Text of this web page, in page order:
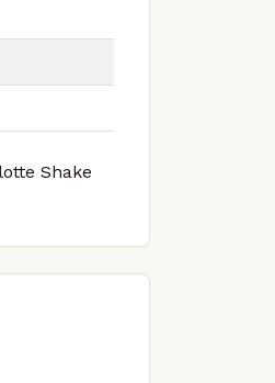
Shake